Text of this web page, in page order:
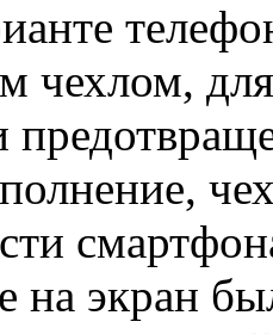
чехлом,
на экран